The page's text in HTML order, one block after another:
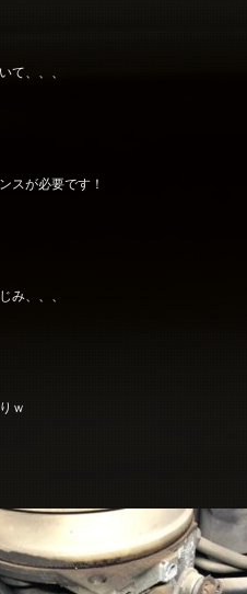
て、、、
スが必要です！
み、、、
ｗ